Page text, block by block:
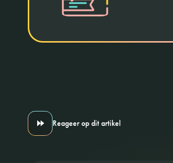
Reageer op dit artikel